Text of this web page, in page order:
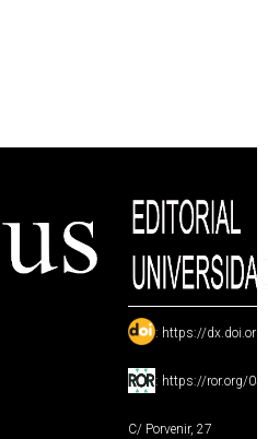
: https://
: https://ror.org/
C/ Porvenir, 27